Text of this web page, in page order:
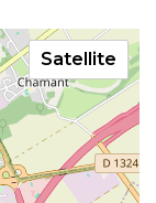
Satellite